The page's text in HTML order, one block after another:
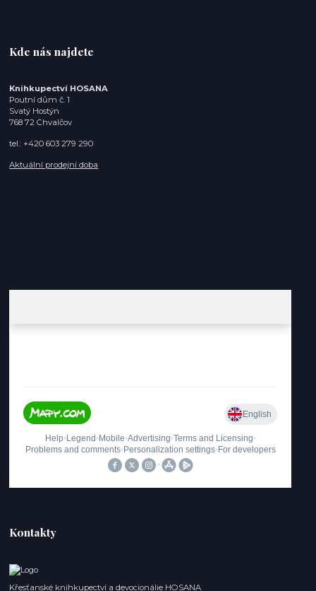
Kde nás najdete
Knihkupectví HOSANA
Poutní dům č. 1
Svatý Hostýn
768 72 Chvalčov
tel.: +420 603 279 290
Aktuální prodejní doba
Kontakty
Křesťanské knihkupectví a devocionálie HOSANA